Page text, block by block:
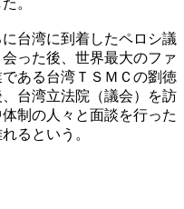
台湾に到着したペロシ議
った後、世界最大のファ
ある台湾ＴＳＭＣの劉徳
台湾立法院（議会）を訪
制の人々と面談を行った
るという。